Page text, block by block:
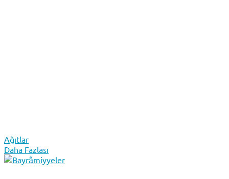
Ağıtlar
Daha Fazlası